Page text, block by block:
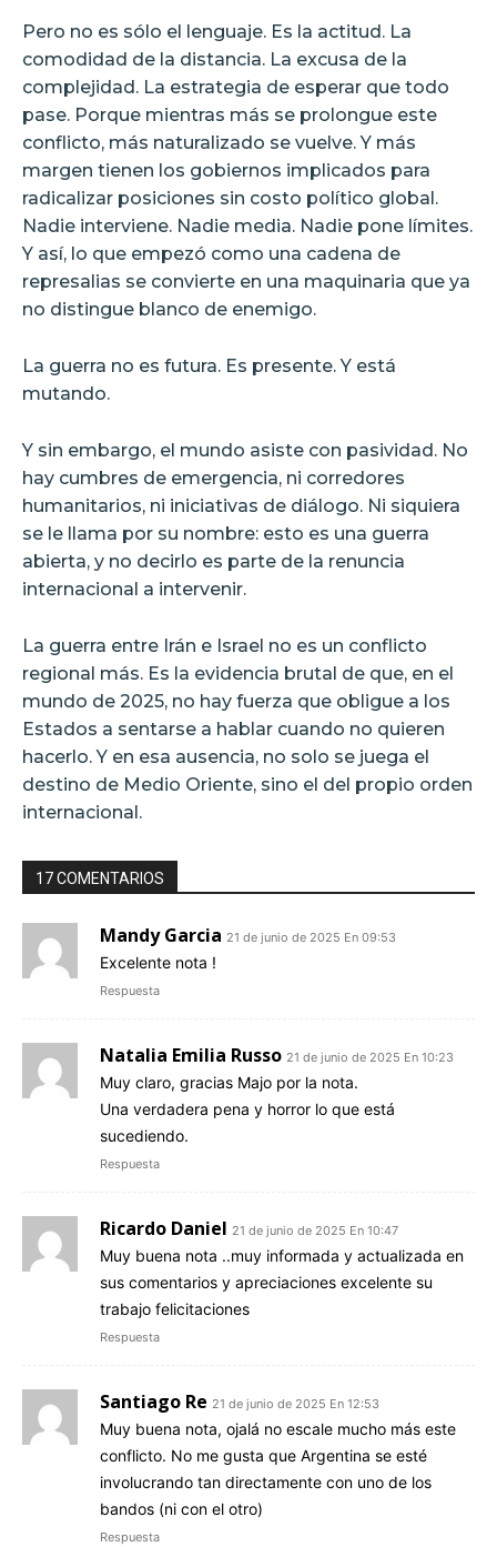
Pero no es sólo el lenguaje. Es la actitud. La
comodidad de la distancia. La excusa de la
complejidad. La estrategia de esperar que todo
pase. Porque mientras más se prolongue este
conflicto, más naturalizado se vuelve. Y más
margen tienen los gobiernos implicados para
radicalizar posiciones sin costo político global.
Nadie interviene. Nadie media. Nadie pone límites.
Y así, lo que empezó como una cadena de
represalias se convierte en una maquinaria que ya
no distingue blanco de enemigo.
La guerra no es futura. Es presente. Y está
mutando.
Y sin embargo, el mundo asiste con pasividad. No
hay cumbres de emergencia, ni corredores
humanitarios, ni iniciativas de diálogo. Ni siquiera
se le llama por su nombre: esto es una guerra
abierta, y no decirlo es parte de la renuncia
internacional a intervenir.
La guerra entre Irán e Israel no es un conflicto
regional más. Es la evidencia brutal de que, en el
mundo de 2025, no hay fuerza que obligue a los
Estados a sentarse a hablar cuando no quieren
hacerlo. Y en esa ausencia, no solo se juega el
destino de Medio Oriente, sino el del propio orden
internacional.
17 COMENTARIOS
Mandy Garcia 21 de junio de 2025 En 09:53
Excelente nota !
Respuesta
Natalia Emilia Russo 21 de junio de 2025 En 10:23
Muy claro, gracias Majo por la nota.
Una verdadera pena y horror lo que está
sucediendo.
Respuesta
Ricardo Daniel 21 de junio de 2025 En 10:47
Muy buena nota ..muy informada y actualizada en
sus comentarios y apreciaciones excelente su
trabajo felicitaciones
Respuesta
Santiago Re 21 de junio de 2025 En 12:53
Muy buena nota, ojalá no escale mucho más este
conflicto. No me gusta que Argentina se esté
involucrando tan directamente con uno de los
bandos (ni con el otro)
Respuesta